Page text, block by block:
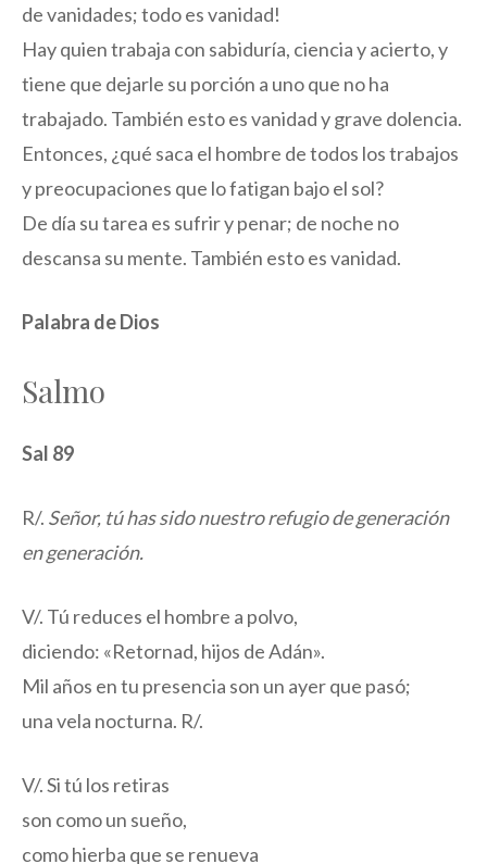
de vanidades; todo es vanidad!
Hay quien trabaja con sabiduría, ciencia y acierto, y
tiene que dejarle su porción a uno que no ha
trabajado. También esto es vanidad y grave dolencia.
Entonces, ¿qué saca el hombre de todos los trabajos
y preocupaciones que lo fatigan bajo el sol?
De día su tarea es sufrir y penar; de noche no
descansa su mente. También esto es vanidad.
Palabra de Dios
Salmo
Sal 89
R/. Señor, tú has sido nuestro refugio de generación
en generación.
V/. Tú reduces el hombre a polvo,
diciendo: «Retornad, hijos de Adán».
Mil años en tu presencia son un ayer que pasó;
una vela nocturna. R/.
V/. Si tú los retiras
son como un sueño,
como hierba que se renueva